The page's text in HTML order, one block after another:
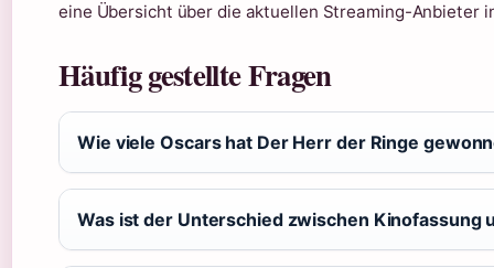
eine Übersicht über die aktuellen Streaming-Anbieter
Häufig gestellte Fragen
Wie viele Oscars hat Der Herr der Ringe
Was ist der Unterschied zwischen Kinofassung